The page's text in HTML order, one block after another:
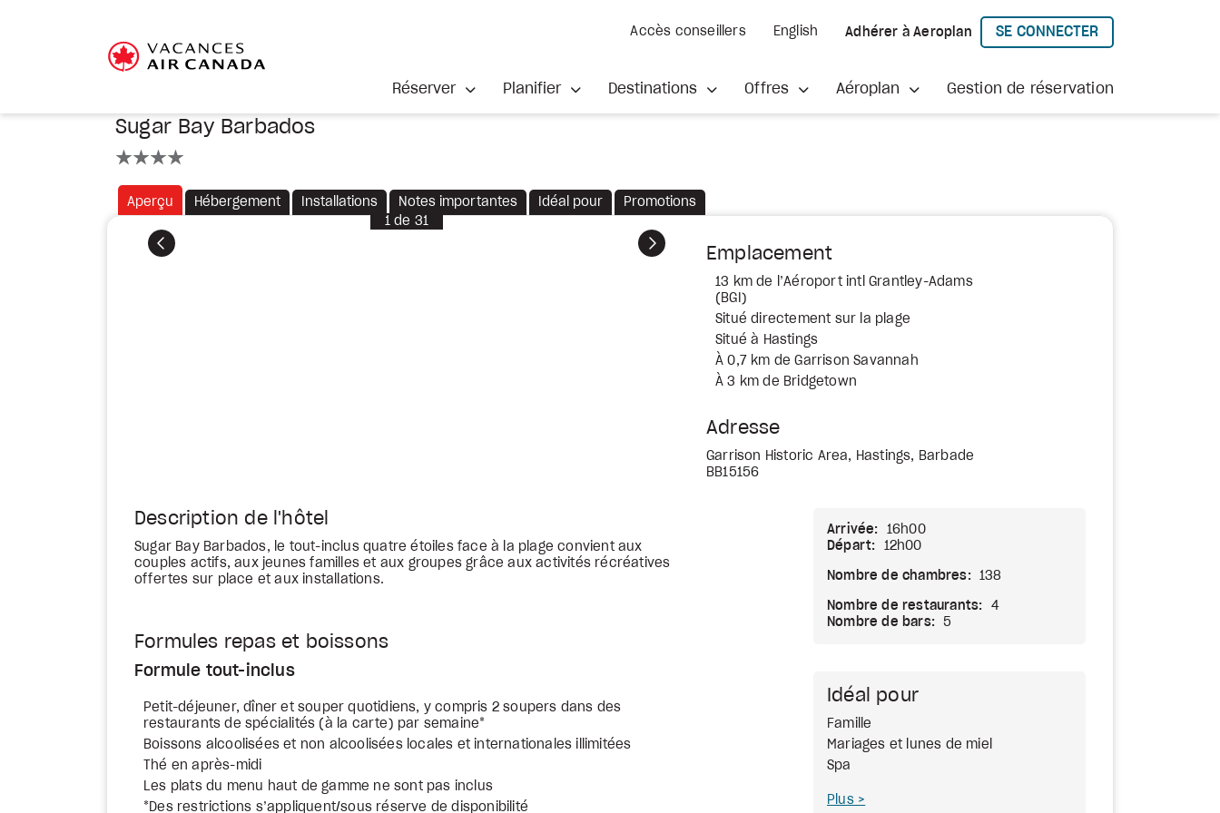
Accès conseillers English Adhérer à Aeroplan
SE CONNECTER
À AEROPLAN
Réserver Planifier Destinations Offres Aéroplan Gestion de réservation
Sugar Bay Barbados
Aperçu Hébergement Installations Notes importantes Idéal pour Promotions
Précédent Suivant
1de 31
Emplacement
13 km de l’Aéroport intl Grantley-Adams
(BGI)
Situé directement sur la plage
Situé à Hastings
À 0,7 km de Garrison Savannah
À 3 km de Bridgetown
Adresse
Garrison Historic Area, Hastings, Barbade
BB15156
Description de l'hôtel
Sugar Bay Barbados, le tout-inclus quatre étoiles face à la plage convient aux
couples actifs, aux jeunes familles et aux groupes grâce aux activités récréatives
offertes sur place et aux installations.
Formules repas et boissons
Formule tout-inclus
Petit-déjeuner, dîner et souper quotidiens, y compris 2 soupers dans des
restaurants de spécialités (à la carte) par semaine*
Boissons alcoolisées et non alcoolisées locales et internationales illimitées
Thé en après-midi
Les plats du menu haut de gamme ne sont pas inclus
*Des restrictions s’appliquent/sous réserve de disponibilité
Arrivée:
16h00
Départ:
12h00
Nombre de chambres: 138
Nombre de restaurants:
4
Nombre de bars:
5
Idéal pour
Famille
Mariages et lunes de miel
Spa
Plus